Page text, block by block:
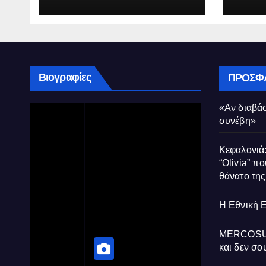
Βιογραφίες
«Αν
συνέβη»
“Olivia”
θάνατο
Η Εθνική
και δεν